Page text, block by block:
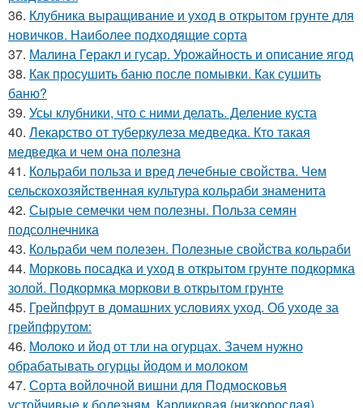
36. Клубника выращивание и уход в открытом грунте для
новичков. Наиболее подходящие сорта
37. Малина Геракл и гусар. Урожайность и описание ягод
38. Как просушить баню после помывки. Как сушить
баню?
39. Усы клубники, что с ними делать. Деление куста
40. Лекарство от туберкулеза медведка. Кто такая
медведка и чем она полезна
41. Кольраби польза и вред лечебные свойства. Чем
сельскохозяйственная культура кольраби знаменита
42. Сырые семечки чем полезны. Польза семян
подсолнечника
43. Кольраби чем полезен. Полезные свойства кольраби
44. Морковь посадка и уход в открытом грунте подкормка
золой. Подкормка моркови в открытом грунте
45. Грейпфрут в домашних условиях уход. Об уходе за
грейпфрутом:
46. Молоко и йод от тли на огурцах. Зачем нужно
обрабатывать огурцы йодом и молоком
47. Сорта войлочной вишни для Подмосковья